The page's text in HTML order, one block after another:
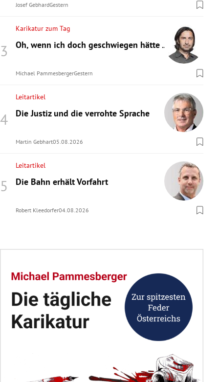
Josef GebhardGestern
Karikatur zum Tag
Oh, wenn ich doch geschwiegen hätte ...
Michael PammesbergerGestern
Leitartikel
Die Justiz und die verrohte Sprache
Martin Gebhart05.08.2026
Leitartikel
Die Bahn erhält Vorfahrt
Robert Kleedorfer04.08.2026